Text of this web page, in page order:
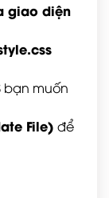
giao diện
bạn muốn
File) để